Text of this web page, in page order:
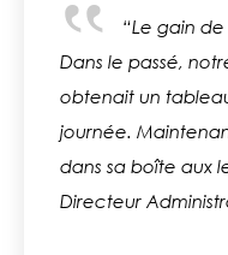
“Le gain
Dans le passé,
obtenait un
journée.
dans sa boîte aux
Directeur